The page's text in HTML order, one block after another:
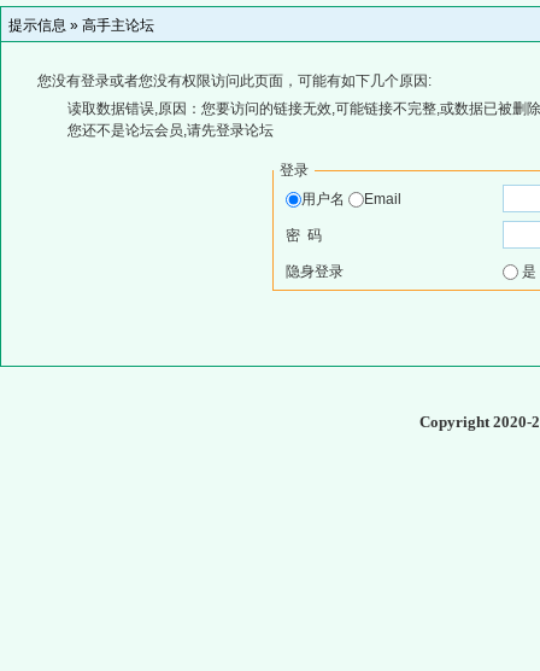
提示信息 » 高手主论坛
您没有登录或者您没有权限访问此页面，可能有如下几个原因:
读取数据错误,原因：您要访问的链接无效,可能链接不完整,或数据已被删
您还不是论坛会员,请先登录论坛
登录
用户名
Email
密 码
隐身登录
Copyright 2020-